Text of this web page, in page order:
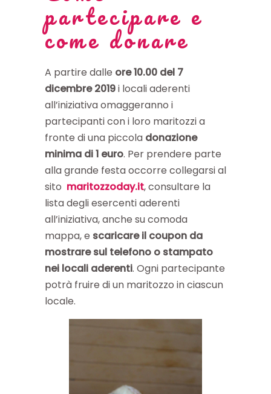
partecipare e
come donare
A partire dalle ore 10.00 del 7
dicembre 2019i locali aderenti
all’iniziativa omaggeranno i
partecipanti con i loro maritozzi a
fronte di una piccola donazione
minima di 1 euro. Per prendere parte
alla grande festa occorre collegarsi al
sito maritozzoday.it, consultare la
lista degli esercenti aderenti
all’iniziativa, anche su comoda
mappa, e scaricare il coupon da
mostrare sul telefono o stampato
nei locali aderenti. Ogni partecipante
potrà fruire di un maritozzo in ciascun
locale.